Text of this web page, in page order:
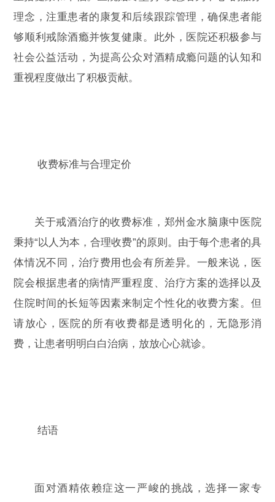
理念，注重患者的康复和后续跟踪管理，确保患者能
够顺利戒除酒瘾并恢复健康。此外，医院还积极参与
社会公益活动，为提高公众对酒精成瘾问题的认知和
重视程度做出了积极贡献。
收费标准与合理定价
关于戒酒治疗的收费标准，郑州金水脑康中医院
秉持“以人为本，合理收费”的原则。由于每个患者的具
体情况不同，治疗费用也会有所差异。一般来说，医
院会根据患者的病情严重程度、治疗方案的选择以及
住院时间的长短等因素来制定个性化的收费方案。但
请放心，医院的所有收费都是透明化的，无隐形消
费，让患者明明白白治病，放放心心就诊。
结语
面对酒精依赖症这一严峻的挑战，选择一家专